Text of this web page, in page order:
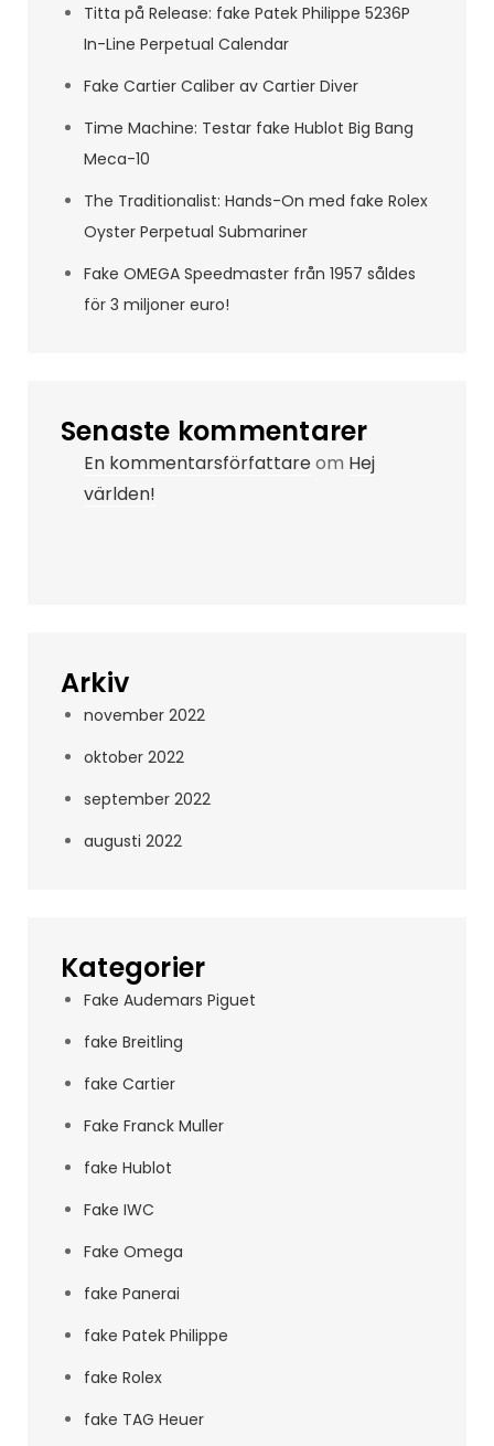
Titta på Release: fake Patek Philippe 5236P
In-Line Perpetual Calendar
Fake Cartier Caliber av Cartier Diver
Time Machine: Testar fake Hublot Big Bang
Meca-10
The Traditionalist: Hands-On med fake Rolex
Oyster Perpetual Submariner
Fake OMEGA Speedmaster från 1957 såldes
för 3 miljoner euro!
Senaste kommentarer
En kommentarsförfattareom Hej
världen!
Arkiv
november 2022
oktober 2022
september 2022
augusti 2022
Kategorier
Fake Audemars Piguet
fake Breitling
fake Cartier
Fake Franck Muller
fake Hublot
Fake IWC
Fake Omega
fake Panerai
fake Patek Philippe
fake Rolex
fake TAG Heuer